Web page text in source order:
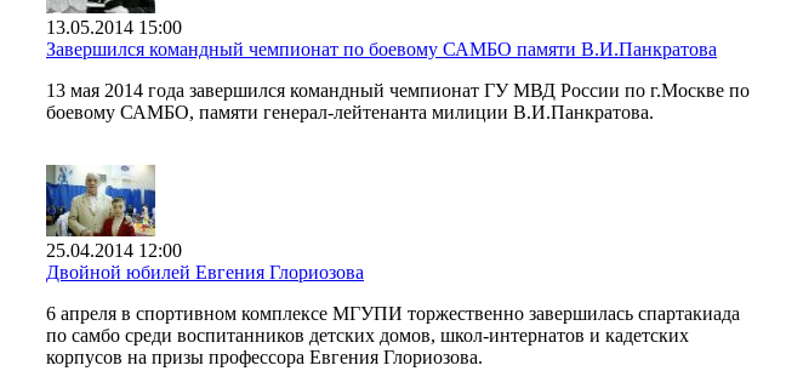
13.05.2014 15:00
Завершился командный чемпионат по боевому САМБО памяти В.И.Панкратова
13 мая 2014 года завершился командный чемпионат ГУ МВД России по г.Москве по
боевому САМБО, памяти генерал-лейтенанта милиции В.И.Панкратова.
25.04.2014 12:00
Двойной юбилей Евгения Глориозова
6 апреля в спортивном комплексе МГУПИ торжественно завершилась спартакиада
по самбо среди воспитанников детских домов, школ-интернатов и кадетских
корпусов на призы профессора Евгения Глориозова.